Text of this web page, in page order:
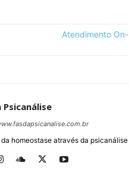
Psicanálise
homeostase através da